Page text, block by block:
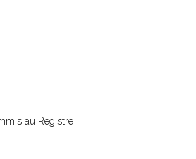
au Registre